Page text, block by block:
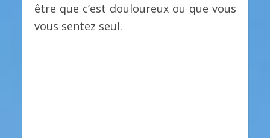
être que c’est douloureux ou que vous
vous sentez seul.